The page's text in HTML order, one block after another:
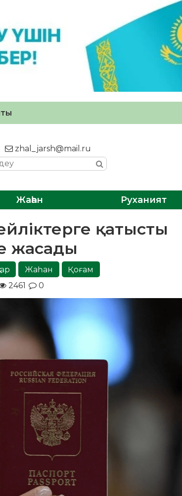
zhal_jarsh@mail.ru
Жаһан Руханият
қатысты
жасады
Жаһан
Қоғам
2461 0